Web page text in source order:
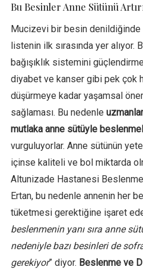
Bu Besinler Anne Sütünü
Mucizevi bir besin denildiğinde
listenin ilk sırasında yer alıyor.
bağışıklık sistemini
diyabet ve kanser gibi pek çok
düşürmeye kadar yaşamsal
sağlaması. Bu nedenle
mutlaka anne sütüyle
vurguluyorlar. Anne sütünün
içinse kaliteli ve bol miktarda
Altunizade Hastanesi
Ertan, bu nedenle annenin her
tüketmesi gerektiğine işaret
beslenmenin yanı sıra anne
nedeniyle bazı besinleri de
gerekiyor” diyor. Beslenme ve